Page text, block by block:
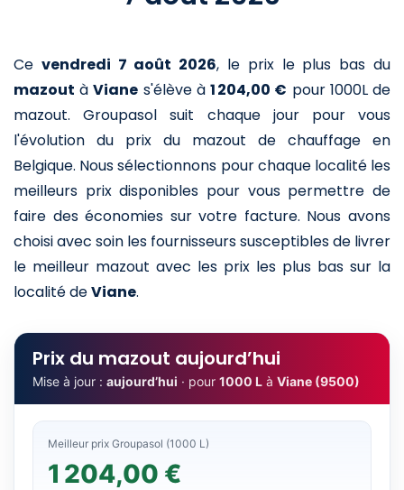
Ce vendredi 7 août 2026, le prix le plus bas du
mazout àViane s'élève à1 204,00 € pour 1000L de
mazout. Groupasol suit chaque jour pour vous
l'évolution du prix du mazout de chauffage en
Belgique. Nous sélectionnons pour chaque localité les
meilleurs prix disponibles pour vous permettre de
faire des économies sur votre facture. Nous avons
choisi avec soin les fournisseurs susceptibles de livrer
le meilleur mazout avec les prix les plus bas sur la
localité deViane.
Prix du mazout aujourd’hui
Mise à jour : aujourd’hui · pour 1000 L à Viane (9500)
Meilleur prix Groupasol (1000 L)
1 204,00 €